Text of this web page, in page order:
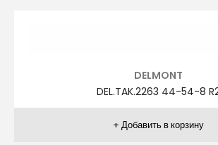
AGİBOSS
A.TAK.1235 50-60-6 R1